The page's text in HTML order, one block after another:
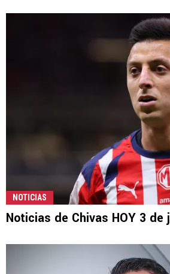
NOTICIAS
Noticias de Chivas HOY 3 de